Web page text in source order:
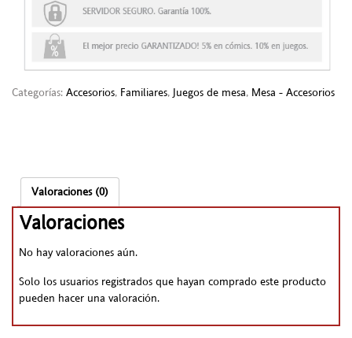
Categorías: Accesorios, Familiares, Juegos de mesa, Mesa - Accesorios
Valoraciones (0)
Valoraciones
No hay valoraciones aún.
Solo los usuarios registrados que hayan comprado este producto
pueden hacer una valoración.